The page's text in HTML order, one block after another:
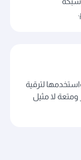
لترقية
ومتعة لا مثيل